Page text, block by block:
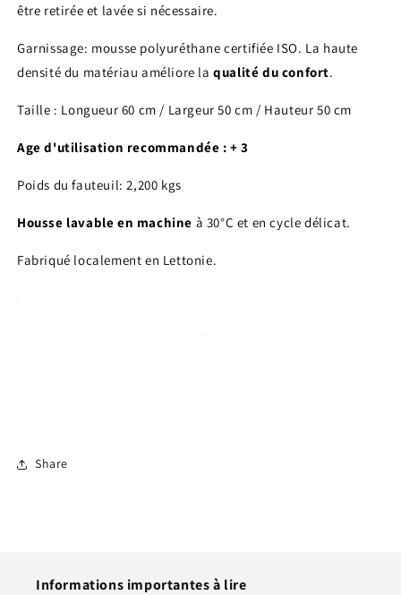
être retirée et lavée si nécessaire.
Garnissage: mousse polyuréthane certifiée ISO. La haute
densité du matériau améliore la qualité du confort.
Taille : Longueur 60 cm / Largeur 50 cm / Hauteur 50 cm
Age d'utilisation recommandée : + 3
Poids du fauteuil: 2,200 kgs
Housse lavable en machine à 30°C et en cycle délicat.
Fabriqué localement en Lettonie.
Share
Informations importantes à lire